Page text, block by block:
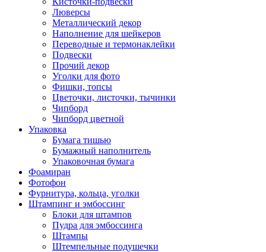
Люверсы
Металлический декор
Наполнение для шейкеров
Переводные и термонаклейки
Подвески
Прочий декор
Уголки для фото
Фишки, топсы
Цветочки, листочки, тычинки
Чипборд
Чипборд цветной
Упаковка
Бумага тишью
Бумажный наполнитель
Упаковочная бумага
Фоамиран
Фотофон
Фурнитура, кольца, уголки
Штампинг и эмбоссинг
Блоки для штампов
Пудра для эмбоссинга
Штампы
Штемпельные подушечки